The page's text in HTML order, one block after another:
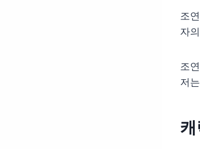
조
자
조
저